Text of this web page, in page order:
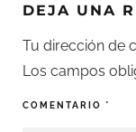
DEJA UNA
Tu dirección de
Los campos
COMENTARIO *